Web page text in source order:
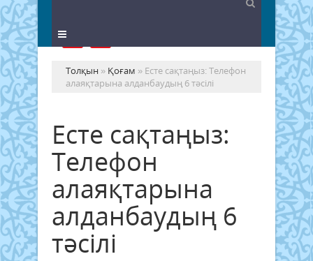
Толқын » Қоғам » Есте сақтаңыз: Телефон
алаяқтарына алданбаудың 6 тәсілі
Есте сақтаңыз:
Телефон
алаяқтарына
алданбаудың 6
тәсілі